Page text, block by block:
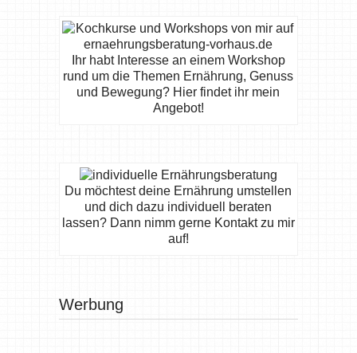
Ihr habt Interesse an einem Workshop
rund um die Themen Ernährung, Genuss
und Bewegung? Hier findet ihr mein
Angebot!
Du möchtest deine Ernährung umstellen
und dich dazu individuell beraten
lassen? Dann nimm gerne Kontakt zu mir
auf!
Werbung